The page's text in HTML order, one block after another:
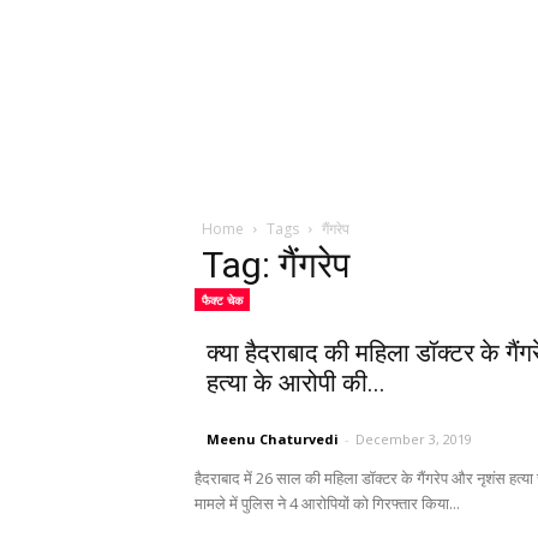
Home Tags गैंगरेप
Tag: गैंगरेप
फैक्ट चेक
क्या हैदराबाद की महिला डॉक्टर के
हत्या के आरोपी की...
Meenu Chaturvedi - December 3, 2019
हैदराबाद में 26 साल की महिला डॉक्टर के गैंगरेप और नृशंस
मामले में पुलिस ने 4 आरोपियों को गिरफ्तार किया...